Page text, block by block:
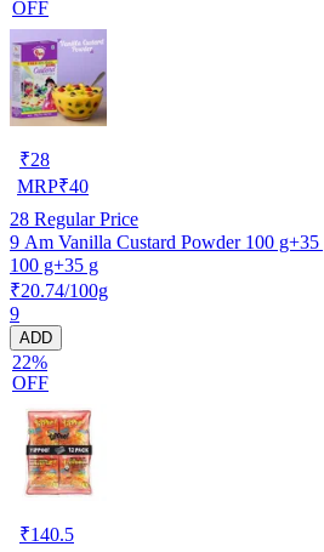
OFF
₹28
MRP₹40
28 Regular Price
9 Am Vanilla Custard Powder 100 g+35
100 g+35 g
₹20.74/100g
9
ADD
22%
OFF
₹140.5